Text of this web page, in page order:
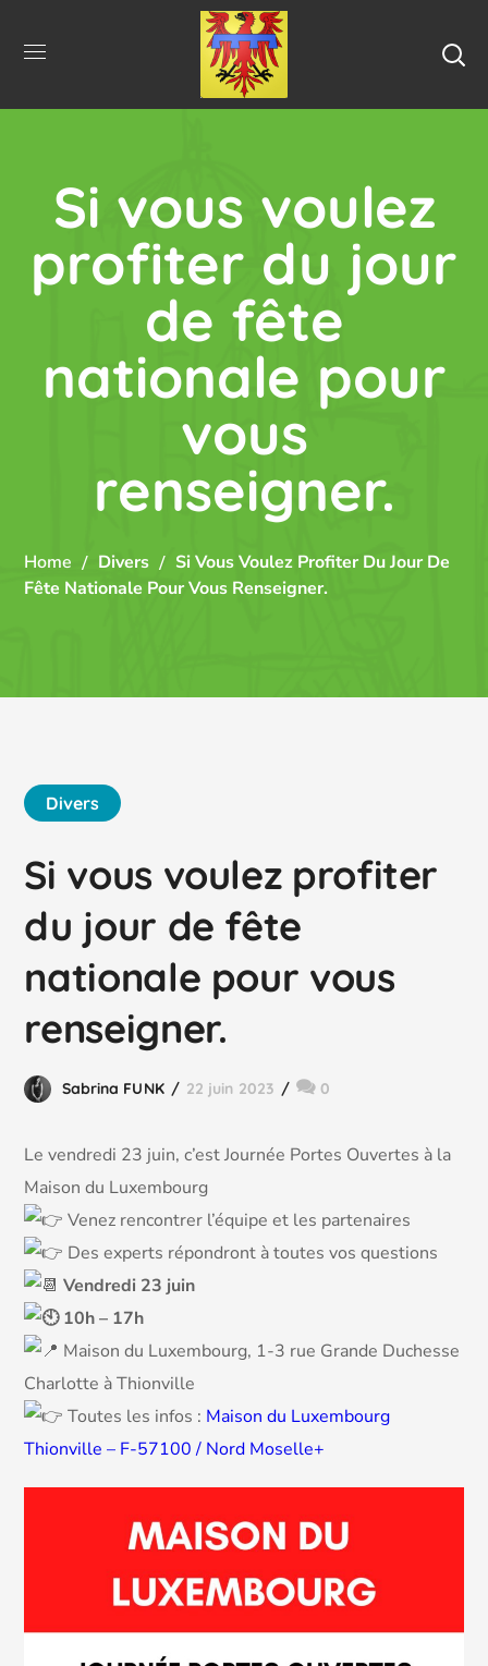
Si vous voulez
profiter du jour
de fête
nationale pour
vous
renseigner.
Home Divers
Si Vous Voulez Profiter Du Jour De
Fête Nationale Pour Vous Renseigner.
Divers
Si vous voulez profiter
du jour de fête
nationale pour vous
renseigner.
Sabrina FUNK 22 juin 2023 0
Le vendredi 23 juin, c’est Journée Portes Ouvertes à la
Maison du Luxembourg
Venez rencontrer l’équipe et les partenaires
Des experts répondront à toutesvos questions
Vendredi 23 juin
10h – 17h
Maison du Luxembourg, 1-3 rue Grande Duchesse
Charlotte à Thionville
Toutes les infos : Maison du Luxembourg
Thionville – F-57100 / Nord Moselle+